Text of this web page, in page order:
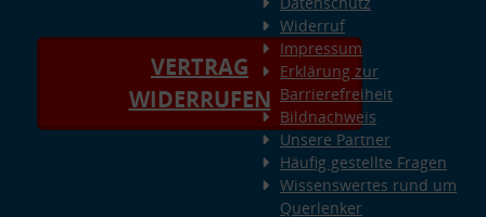
VERTRAG
WIDERRUFEN
Widerruf
Impressum
Erklärung zur
Barrierefreiheit
Bildnachweis
Unsere Partner
Häufig gestellte Fragen
Wissenswertes rund um
Querlenker